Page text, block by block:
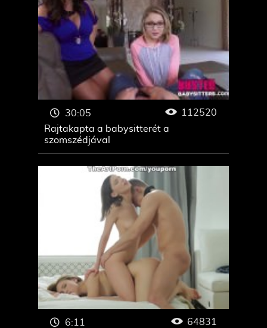
Rajtakapta a babysitterét a
szomszédjával
30:05 112520
6:11 64831